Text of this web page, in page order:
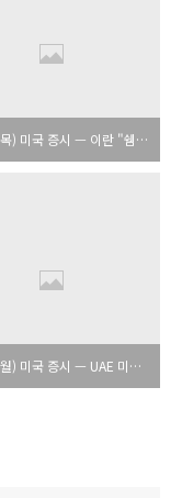
5월 7일(목) 미국 증시 — 이란 "쉠 항 폭격" 주장에 S&P -0.38% 반락, 다우 장중 50,000 돌파 후 반납
5월 4일(월) 미국 증시 — UAE 미사일 경보에 WTI +4%·다우 -557p, Palantir AH +85% 최고 매출